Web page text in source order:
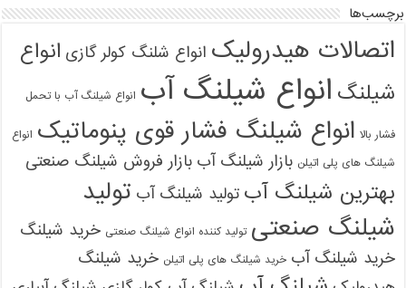
برچسب‌ها
اتصالات هیدرولیک انواع شلنگ کولر گازی انواع
شیلنگ انواع شیلنگ آب انواع شیلنگ آب با تحمل
فشار بالا انواع شیلنگ فشار قوی پنوماتیک انواع
شیلنگ های پلی اتیلن بازار شیلنگ آب بازار فروش شیلنگ صنعتی
بهترین شیلنگ آب تولید شیلنگ آب تولید
شیلنگ صنعتی تولید کننده انواع شیلنگ صنعتی خرید شیلنگ
خرید شیلنگ آب خرید شیلنگ های پلی اتیلن خرید شیلنگ09121161360